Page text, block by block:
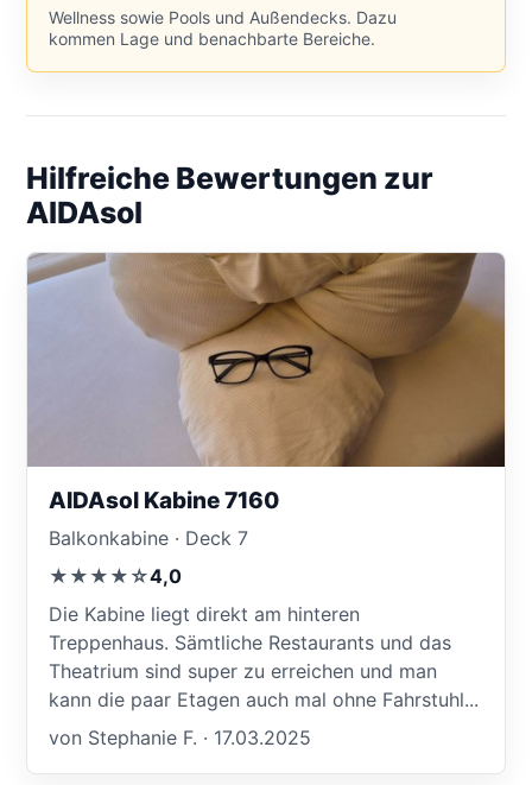
Wellness sowie Pools und Außendecks. Dazu
kommen Lage und benachbarte Bereiche.
Hilfreiche Bewertungen zur
AIDAsol
AIDAsol Kabine 7160
Balkonkabine · Deck 7
★★★★☆4,0
Die Kabine liegt direkt am hinteren
Treppenhaus. Sämtliche Restaurants und das
Theatrium sind super zu erreichen und man
kann die paar Etagen auch mal ohne Fahrstuhl...
von Stephanie F. · 17.03.2025